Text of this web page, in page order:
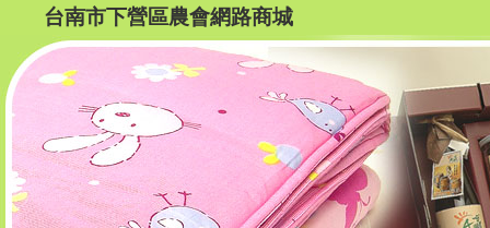
台南市下營區農會網路商城